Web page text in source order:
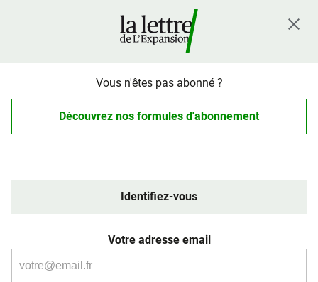
Vous n'êtes pas abonné ?
Découvrez nos formules d'abonnement
Identifiez-vous
Votre adresse email